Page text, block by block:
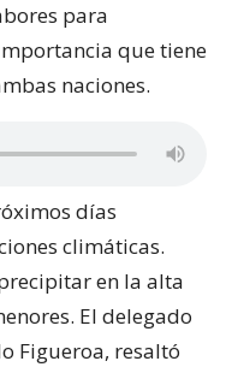
para
que tiene
naciones.
días
climáticas.
en la alta
El delegado
Figueroa, resaltó